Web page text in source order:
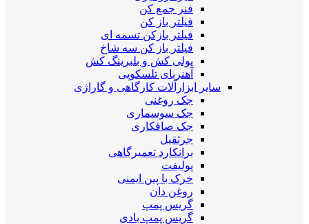
فنر جمع کن
فیلتر باز کن
فیلتر بازکن تسمه ای
فیلتر باز کن سه شاخ
پولی کش و بلبرینگ کش
آهنربای تلسکوپی
سایر ابزارآلات کارگاهی و گاراژی
جک روغنی
جک سوسماری
جک صافکاری
جرثقیل
برانکارد تعمیرگاهی
پولیفت
خرک با پین ایمنی
روغن دان
گریس پمپ
گریس پمپ بادی